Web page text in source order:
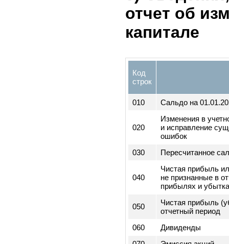
080
Прибыль
деятельности
Чрезвычайные
100
3)
отчет об
капитале
строк
010 Сальдо на